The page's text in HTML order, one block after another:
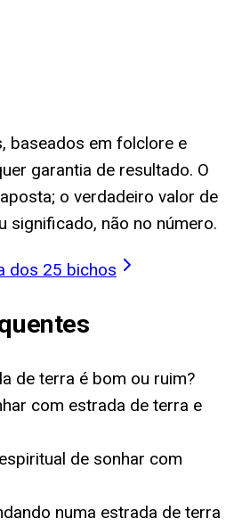
baseados em folclore e
garantia de resultado. O
o verdadeiro valor de
significado, não no número.
dos 25 bichos
de terra é bom ou ruim?
com estrada de terra e
de sonhar com
numa estrada de terra